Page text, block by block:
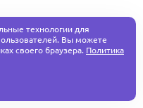
технологии для
Вы можете
своего браузера. Политика